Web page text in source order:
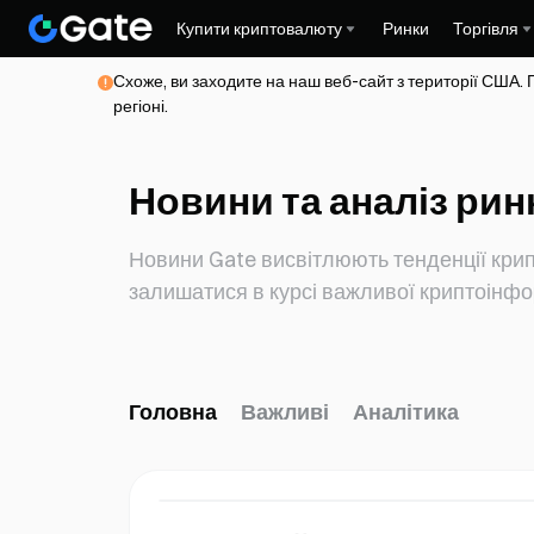
Купити криптовалюту Ринки Торгівля
Схоже, ви заходите на наш веб-сайт з території США.
регіоні.
Новини та аналіз
Новини Gate висвітлюють тенденції
залишатися в курсі важливої
Головна Важливі Аналітика